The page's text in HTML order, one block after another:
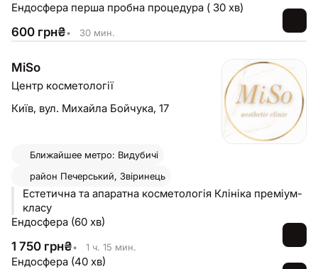
Ендосфера перша пробна процедура ( 30 хв)
600 грн₴• 30 мин.
MiSo
Центр косметології
Київ, вул. Михайла Бойчука, 17
Ближайшее метро: Видубичі
район Печерський, Звіринець
Естетична та апаратна косметологія Клініка преміум-
класу
Ендосфера (60 хв)
1 750 грн₴• 1 ч. 15 мин.
Ендосфера (40 хв)